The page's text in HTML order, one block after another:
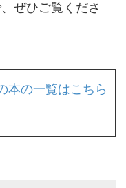
ぜひご覧くださ
本の一覧はこちら